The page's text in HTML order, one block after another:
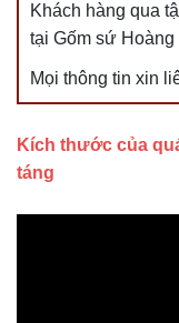
Khách hàng qua
tại Gốm sứ Hoàng
Mọi thông tin xin
Kích thước của
táng